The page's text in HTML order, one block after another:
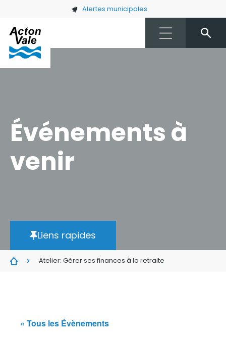
Skip to main content Alertes municipales
Événements à
venir
Liens rapides
Atelier: Gérer ses finances à la retraite
« Tous les Évènements